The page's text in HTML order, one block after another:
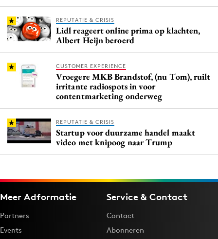
REPUTATIE & CRISIS
Lidl reageert online prima op klachten,
Albert Heijn beroerd
CUSTOMER EXPERIENCE
Vroegere MKB Brandstof, (nu Tom), ruilt
irritante radiospots in voor
contentmarketing onderweg
REPUTATIE & CRISIS
Startup voor duurzame handel maakt
video met knipoog naar Trump
Meer Adformatie
Partners
Events
Service & Contact
Contact
Abonneren